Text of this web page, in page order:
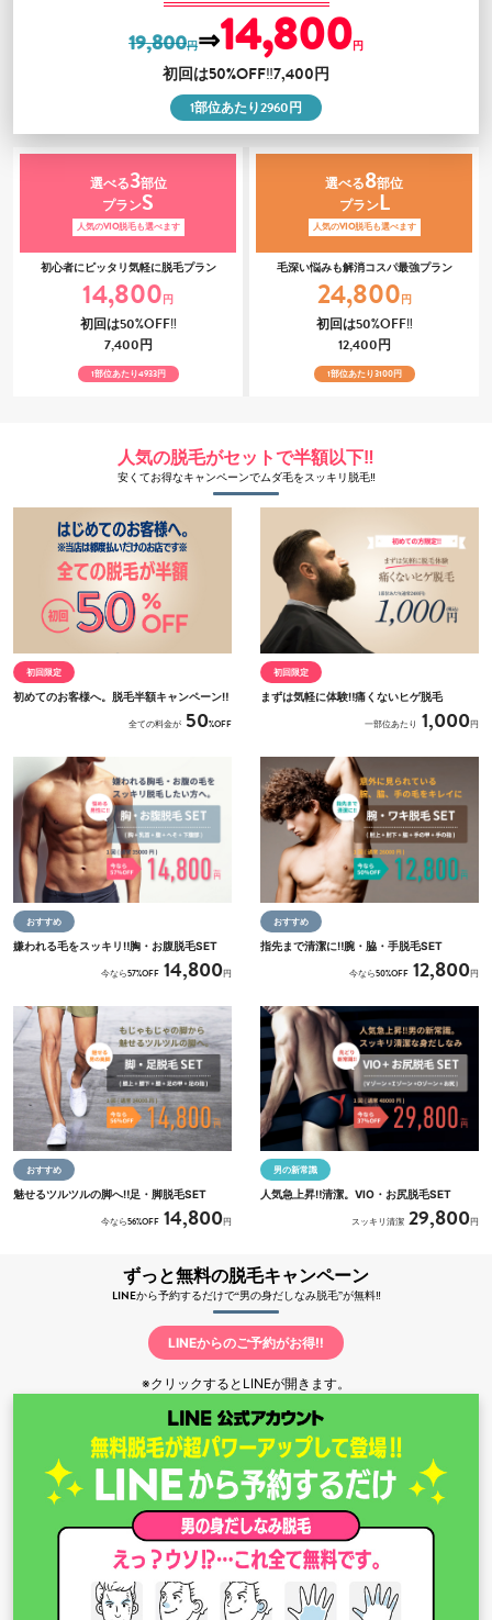
選べる3部位
プランS
人気のVIO脱毛も選べます
初心者にピッタリ気軽に脱毛プラン
14,800 円
初回は50%OFF‼
7,400円
1部位あたり4933円
19,800円⇒14,800円
初回は50%OFF‼7,400円
1部位あたり2960円
選べる8部位
プランL
人気のVIO脱毛も選べます
毛深い悩みも解消コスパ最強プラン
24,800 円
初回は50%OFF‼
12,400円
1部位あたり3100円
人気の脱毛がセットで半額以下‼
安くてお得なキャンペーンでムダ毛をスッキリ脱毛‼
初回限定
初めてのお客様へ。脱毛半額キャンペーン‼
全ての料金が 50%OFF
初回限定
まずは気軽に体験‼痛くないヒゲ脱毛
一部位あたり 1,000円
おすすめ
嫌われる毛をスッキリ‼胸・お腹脱毛SET
今なら57%OFF 14,800円
おすすめ
指先まで清潔に‼腕・脇・手脱毛SET
今なら50%OFF 12,800円
おすすめ
魅せるツルツルの脚へ‼足・脚脱毛SET
今なら56%OFF 14,800円
男の新常識
人気急上昇‼清潔。VIO・お尻脱毛SET
スッキリ清潔 29,800円
ずっと無料の脱毛キャンペーン
LINEから予約するだけで“男の身だしなみ脱毛”が無料‼
LINEからのご予約がお得‼
※クリックするとLINEが開きます。